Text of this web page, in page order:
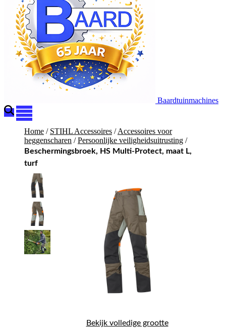
Baardtuinmachines
Home / STIHL Accessoires /Accessoires voor
heggenscharen /Persoonlijke veiligheidsuitrusting /
Beschermingsbroek, HS Multi-Protect, maat L,
turf
Bekijk volledige grootte